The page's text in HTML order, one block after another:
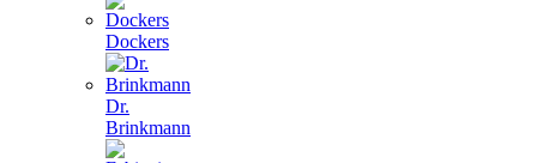
Dockers
Dr.
Brinkmann